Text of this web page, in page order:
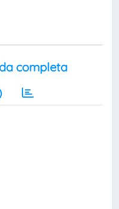
completa